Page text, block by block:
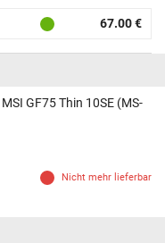
67.00 €
GF75 Thin 10SE (MS-
Nicht mehr lieferbar